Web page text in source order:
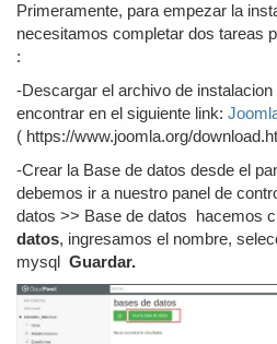
Primeramente, para empezar la
necesitamos completar dos tareas
:
-Descargar el archivo de
encontrar en el siguiente link:
( https://www.joomla.org/
-Crear la Base de datos desde el
debemos ir a nuestro panel de
datos >> Base de datos hacemos
datos, ingresamos el nombre,
mysql Guardar.